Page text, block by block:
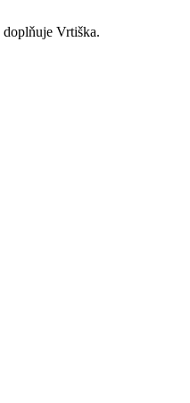
doplňuje Vrtiška.